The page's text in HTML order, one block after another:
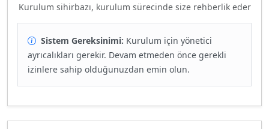
Kurulum sihirbazı, kurulum sürecinde size rehberlik eder
Sistem Gereksinimi: Kurulum için yönetici
ayrıcalıkları gerekir. Devam etmeden önce gerekli
izinlere sahip olduğunuzdan emin olun.